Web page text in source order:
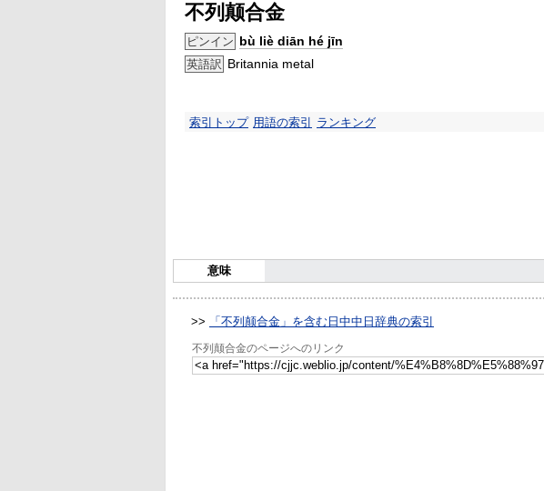
不列颠合金
ピンイン bù liè diān hé jīn
英語訳 Britannia metal
索引トップ 用語の索引 ランキング
意味
>> 「不列颠合金」を含む日中中日辞典の索引
不列颠合金のページへのリンク